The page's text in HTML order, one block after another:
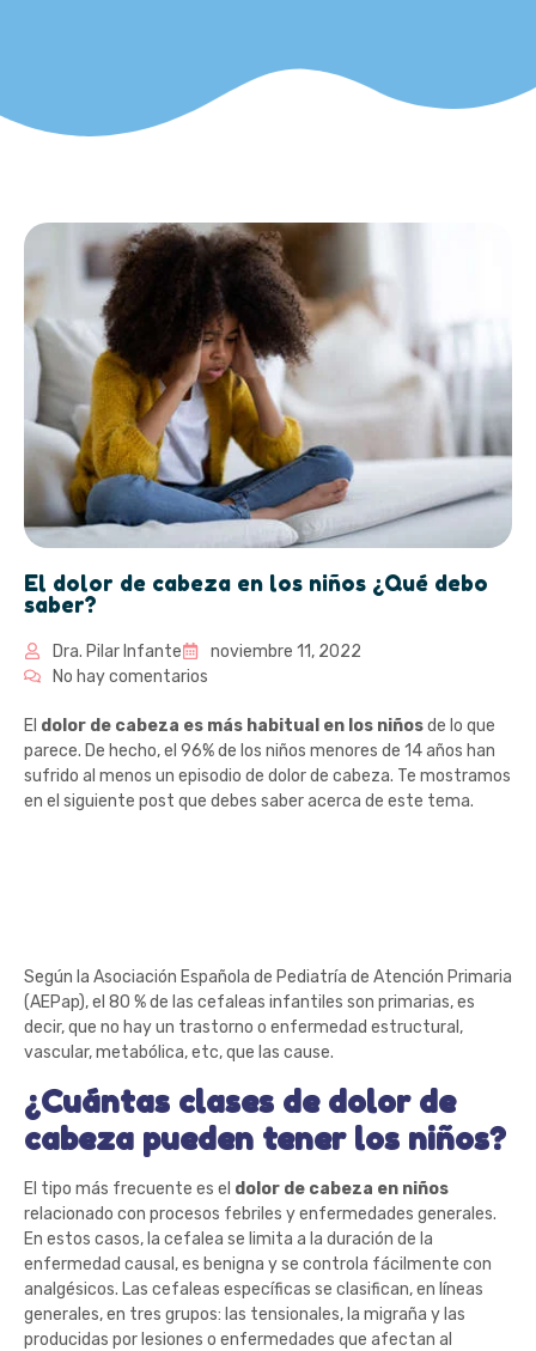
El dolor de cabeza en los niños ¿Qué debo
saber?
Dra. Pilar Infante
noviembre 11, 2022
No hay comentarios
El dolor de cabeza es más habitual en los niñosde lo que
parece. De hecho, el 96% de los niños menores de 14 años han
sufrido al menos un episodio de dolor de cabeza. Te mostramos
en el siguiente post que debes saber acerca de este tema.
Según la Asociación Española de Pediatría de Atención Primaria
(AEPap), el 80 % de las cefaleas infantiles son primarias, es
decir, que no hay un trastorno o enfermedad estructural,
vascular, metabólica, etc, que las cause.
¿Cuántas clases de dolor de
cabeza pueden tener los niños?
El tipo más frecuente es el dolor de cabeza en niños
relacionado con procesos febriles y enfermedades generales.
En estos casos, la cefalea se limita a la duración de la
enfermedad causal, es benigna y se controla fácilmente con
analgésicos. Las cefaleas específicas se clasifican, en líneas
generales, en tres grupos: las tensionales, la migraña y las
producidas por lesiones o enfermedades que afectan al